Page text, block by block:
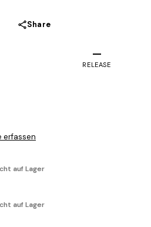
Share
—
RELEASE
erfassen
auf Lager
auf Lager